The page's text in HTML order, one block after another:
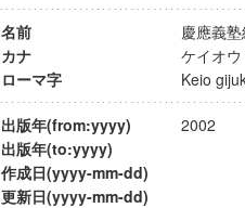
名前
慶應義
カナ
ケイオ
ローマ字
Keio
出版年(from:yyyy)
2002
出版年(to:yyyy)
作成日(yyyy-mm-dd)
更新日(yyyy-mm-dd)